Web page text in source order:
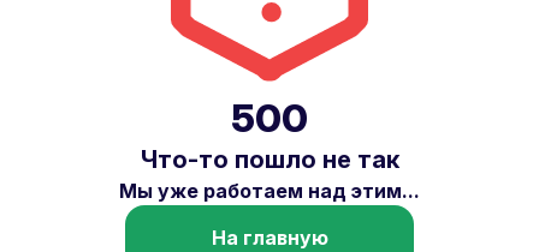
500
Что-то пошло не так
Мы уже работаем над этим...
На главную